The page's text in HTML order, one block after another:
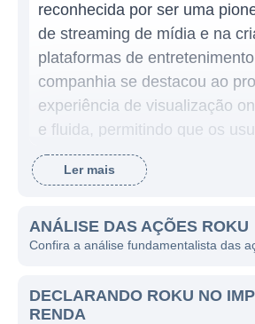
reconhecida por ser uma
de streaming de mídia e na
plataformas de
companhia se destacou ao
experiência de visualização
e fluida, permitindo que os
acesso a uma ampla gama de
incluindo filmes, programas de
dispositivos conectados à
diversificado; a empresa gera
da venda de seus dispositivos
Ler mais
ANÁLISE DAS AÇÕES ROKU
Confira a análise fundamentalista das
DECLARANDO ROKU NO
RENDA